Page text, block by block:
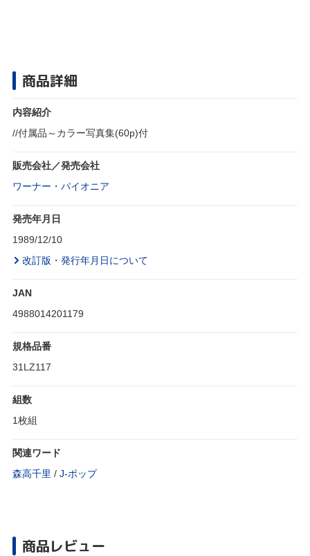
商品詳細
内容紹介
//付属品～カラー写真集(60p)付
販売会社／発売会社
ワーナー・パイオニア
発売年月日
1989/12/10
改訂版・発行年月日について
JAN
4988014201179
規格品番
31LZ117
組数
1枚組
関連ワード
森高千里 / J‐ポップ
商品レビュー